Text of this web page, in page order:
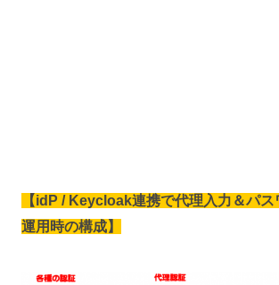
【idP / Keycloak連携で代理入力＆パ
運用時の構成】